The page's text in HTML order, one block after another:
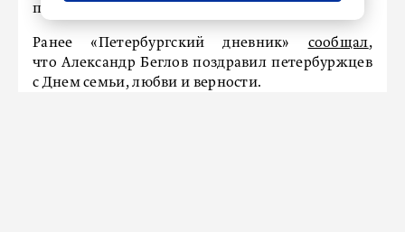
подытожил депутат.
Ранее «Петербургский дневник» сообщал,
что Александр Беглов поздравил петербуржцев
с Днем семьи, любви и верности.